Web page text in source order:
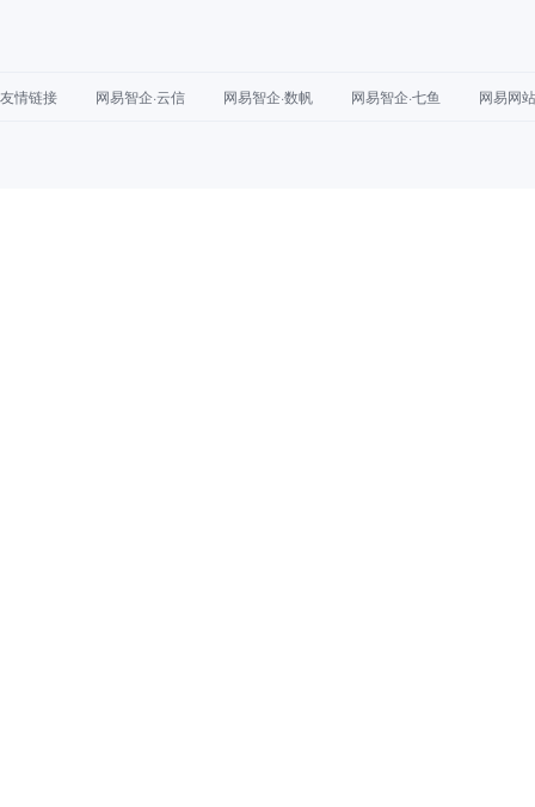
友情链接 网易智企·云信 网易智企·数帆 网易智企·七鱼 网易网